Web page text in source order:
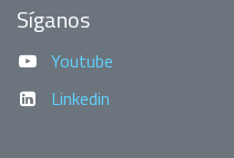
Síganos
Youtube
Linkedin